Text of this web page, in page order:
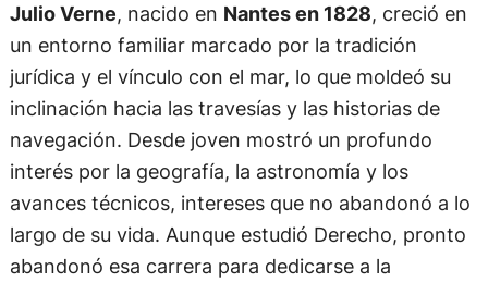
Julio Verne, nacido en Nantes en 1828, creció en
un entorno familiar marcado por la tradición
jurídica y el vínculo con el mar, lo que moldeó su
inclinación hacia las travesías y las historias de
navegación. Desde joven mostró un profundo
interés por la geografía, la astronomía y los
avances técnicos, intereses que no abandonó a lo
largo de su vida. Aunque estudió Derecho, pronto
abandonó esa carrera para dedicarse a la